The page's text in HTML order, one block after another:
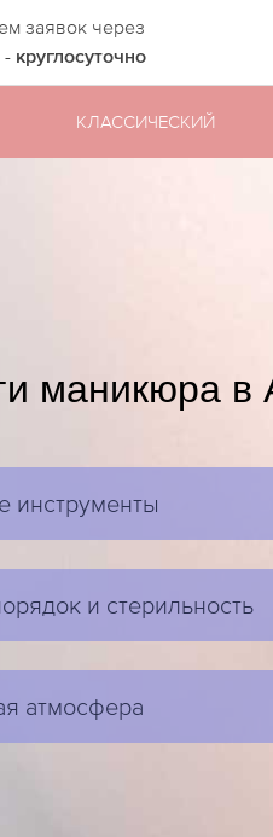
заявок через
- круглосуточно
КЛАССИЧЕСКИЙ
маникюра в
инструменты
и стерильность
атмосфера